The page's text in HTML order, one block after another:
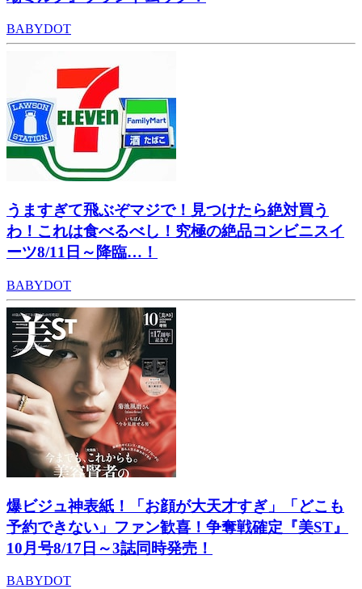
BABYDOT
うますぎて飛ぶぞマジで！見つけたら絶対買う
わ！これは食べるべし！究極の絶品コンビニスイ
ーツ8/11日～降臨…！
BABYDOT
爆ビジュ神表紙！「お顔が大天才すぎ」「どこも
予約できない」ファン歓喜！争奪戦確定『美ST』
10月号8/17日～3誌同時発売！
BABYDOT